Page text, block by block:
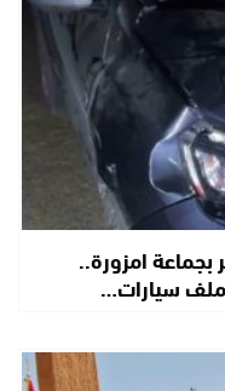
امزورة..
سيارات…